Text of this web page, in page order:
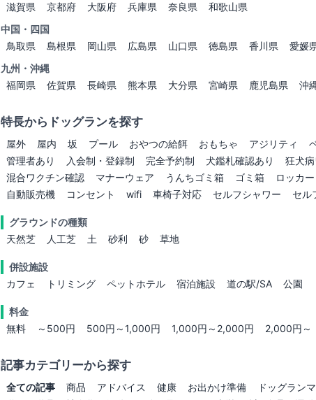
滋賀県
京都府 大阪府 兵庫県 奈良県
和歌山県
中国・四国
鳥取県
島根県 岡山県 広島県 山口県 徳島県 香川県 愛媛
九州・沖縄
福岡県
佐賀県 長崎県 熊本県 大分県 宮崎県 鹿児島県 沖
特長からドッグランを探す
屋外 屋内 坂 プール おやつの給餌 おもちゃ アジリティ
管理者あり
入会制・登録制 完全予約制 犬鑑札確認あり
狂犬
混合ワクチン確認
マナーウェア うんちゴミ箱 ゴミ箱 ロッカー
自動販売機
コンセント wifi 車椅子対応 セルフシャワー セル
グラウンドの種類
天然芝
人工芝 土 砂利 砂 草地
併設施設
カフェ
トリミング ペットホテル 宿泊施設 道の駅/SA 公園
料金
無料
～500円 500円～1,000円 1,000円～2,000円 2,000円～
記事カテゴリーから探す
全ての記事 商品 アドバイス 健康 お出かけ準備 ドッグラン